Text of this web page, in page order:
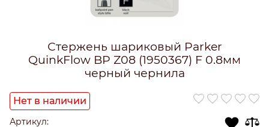
Стержень шариковый Parker
QuinkFlow BP Z08 (1950367) F 0.8мм
черный чернила
Нет в наличии
Артикул: